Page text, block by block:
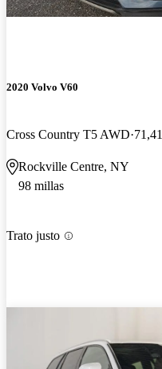
2020 Volvo V60
Cross Country T5 AWD
Rockville Centre, NY
98 millas
Trato justo